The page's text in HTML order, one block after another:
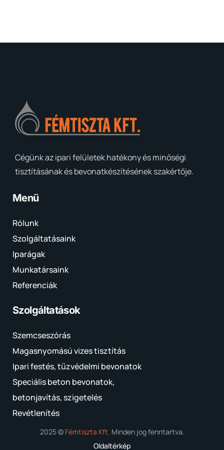
Cégünk az ipari felületek hatékony és minőségi
tisztításának és bevonatkészítésének szakértője.
Menü
Rólunk
Szolgáltatásaink
Iparágak
Munkatársaink
Referenciák
Szolgáltatások
Szemcseszórás
Magasnyomású vizes tisztítás
Ipari festés, tűzvédelmi bevonatok
Speciális beton bevonatok,
betonjavítás, szigetelés
Revétlenítés
2025 © Fémtiszta Kft. Minden jog fenntartva.
Oldaltérkép